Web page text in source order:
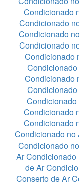
Condicionado
Condicionado
Condicionado
Condicionado
Condicionado
Condicionado
Condicionado
Condicionado
Condicionado no
Condicionado
Ar
de Ar
Conserto de Ar